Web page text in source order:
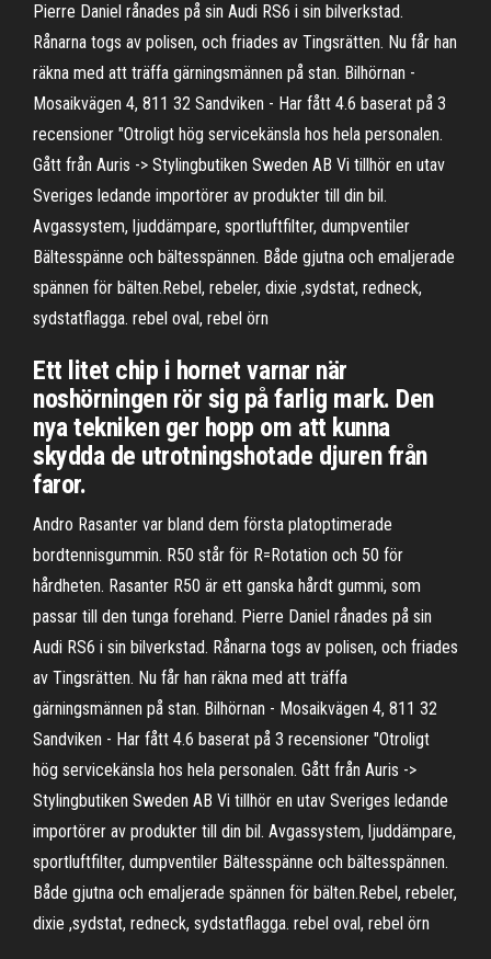
Pierre Daniel rånades på sin Audi RS6 i sin bilverkstad.
Rånarna togs av polisen, och friades av Tingsrätten. Nu får han
räkna med att träffa gärningsmännen på stan. Bilhörnan -
Mosaikvägen 4, 811 32 Sandviken - Har fått 4.6 baserat på 3
recensioner "Otroligt hög servicekänsla hos hela personalen.
Gått från Auris -> Stylingbutiken Sweden AB Vi tillhör en utav
Sveriges ledande importörer av produkter till din bil.
Avgassystem, ljuddämpare, sportluftfilter, dumpventiler
Bältesspänne och bältesspännen. Både gjutna och emaljerade
spännen för bälten.Rebel, rebeler, dixie ,sydstat, redneck,
sydstatflagga. rebel oval, rebel örn
Ett litet chip i hornet varnar när
noshörningen rör sig på farlig mark. Den
nya tekniken ger hopp om att kunna
skydda de utrotningshotade djuren från
faror.
Andro Rasanter var bland dem första platoptimerade
bordtennisgummin. R50 står för R=Rotation och 50 för
hårdheten. Rasanter R50 är ett ganska hårdt gummi, som
passar till den tunga forehand. Pierre Daniel rånades på sin
Audi RS6 i sin bilverkstad. Rånarna togs av polisen, och friades
av Tingsrätten. Nu får han räkna med att träffa
gärningsmännen på stan. Bilhörnan - Mosaikvägen 4, 811 32
Sandviken - Har fått 4.6 baserat på 3 recensioner "Otroligt
hög servicekänsla hos hela personalen. Gått från Auris ->
Stylingbutiken Sweden AB Vi tillhör en utav Sveriges ledande
importörer av produkter till din bil. Avgassystem, ljuddämpare,
sportluftfilter, dumpventiler Bältesspänne och bältesspännen.
Både gjutna och emaljerade spännen för bälten.Rebel, rebeler,
dixie ,sydstat, redneck, sydstatflagga. rebel oval, rebel örn